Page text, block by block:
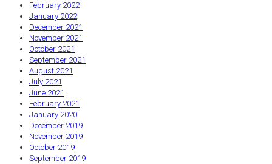
February 2022
January 2022
December 2021
November 2021
October 2021
September 2021
August 2021
July 2021
June 2021
February 2021
January 2020
December 2019
November 2019
October 2019
September 2019